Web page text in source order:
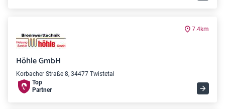
7.4km
Höhle GmbH
Korbacher Straße 8, 34477 Twistetal
Top
Partner